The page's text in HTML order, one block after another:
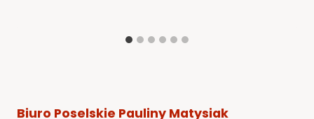
Biuro Poselskie Pauliny Matysiak